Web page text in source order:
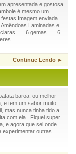
apresentada e gostosa
é mesmo um
enviada
Laminadas e
6 claras 6 gemas 6
Continue Lendo ►
baroa, ou melhor
e tem um sabor muito
mas nunca tinha tido a
com ela. Fiquei super
e agora que sei onde
experimentar outras